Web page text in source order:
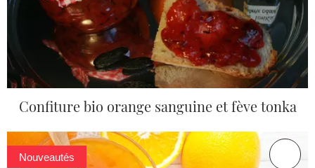
Confiture bio orange sanguine et fève tonka
Nouveautés